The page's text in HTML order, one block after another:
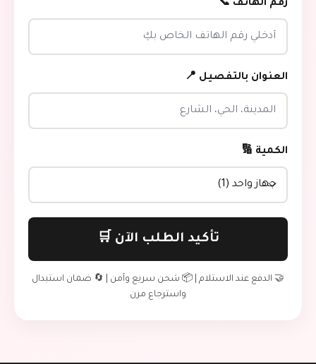
رقم الهاتف 📞
العنوان بالتفصيل 📍
الكمية 🔢
تأكيد الطلب الآن 🛒
🤝 الدفع عند الاستلام | 📦 شحن سريع وآمن | 🔄 ضمان استبدال
واسترجاع مرن